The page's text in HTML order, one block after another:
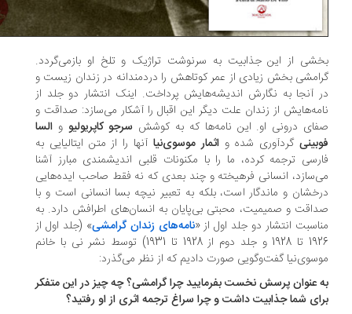
از این جذابیت به سرنوشت تراژیک و تلخ او بازمی‌گردد.
بخش زیادی از عمر کوتاهش را دردمندانه در زندان زیست و
آنجا به نگارش اندیشه‌هایش پرداخت. اینک انتشار دو جلد از
از زندان علت دیگر این اقبال را آشکار می‌سازد: صداقت و
درونی او. این نامه‌ها که به کوششسرجو کاپریولیووالسا
گردآوری شده واثمار موسوی‌نیاآنها را از متن ایتالیایی به
ترجمه کرده، ما را با مکنونات قلبی اندیشمندی مبارز آشنا
انسانی فرهیخته و چند بعدی که نه فقط صاحب ایده‌هایی
و ماندگار است، بلکه به تعبیر نیچه بسا انسانی است و با
و صمیمیت، محبتی بی‌پایان به انسان‌های اطرافش دارد. به
انتشار دو جلد اول از «نامه‌های زندان گرامشی» (جلد اول از
1926 تا 1928 و جلد دوم از 1928 تا 1931) توسط نشر نی با خانم
گفت‌وگویی صورت دادیم که از نظر می‌گذرد:
عنوان پرسش نخست بفرمایید چرا گرامشی؟ چه چیز در این متفکر
شما جذابیت داشت و چرا سراغ ترجمه اثری از او رفتید؟